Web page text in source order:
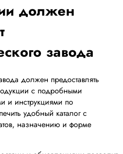
должен
завода
должен предоставлять
с подробными
и инструкциями по
удобный каталог с
назначению и форме